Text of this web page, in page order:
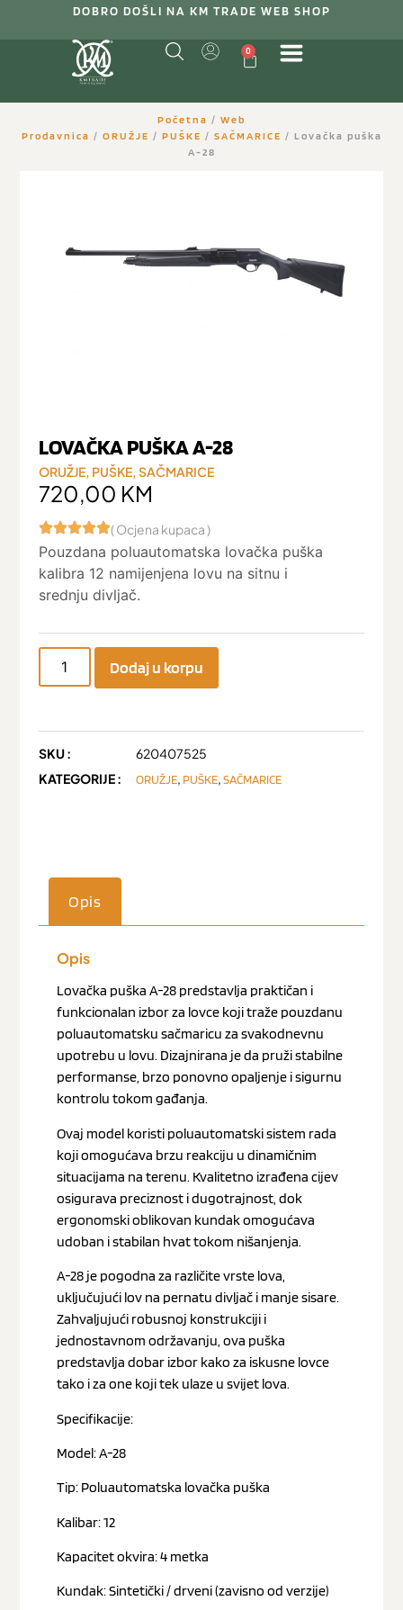
DOBRO DOŠLI NA KM TRADE WEB SHOP
0
Početna / Web
Prodavnica / ORUŽJE / PUŠKE / SAČMARICE / Lovačka puška
A-28
LOVAČKA PUŠKA A-28
ORUŽJE, PUŠKE,SAČMARICE
720,00 KM
( Ocjena kupaca )
Pouzdana poluautomatska lovačka puška
kalibra 12 namijenjena lovu na sitnu i
srednju divljač.
Dodaj u korpu
SKU :
620407525
KATEGORIJE :
ORUŽJE, PUŠKE, SAČMARICE
Opis
Opis
Lovačka puška A-28 predstavlja praktičan i
funkcionalan izbor za lovce koji traže pouzdanu
poluautomatsku sačmaricu za svakodnevnu
upotrebu u lovu. Dizajnirana je da pruži stabilne
performanse, brzo ponovno opaljenje i sigurnu
kontrolu tokom gađanja.
Ovaj model koristi poluautomatski sistem rada
koji omogućava brzu reakciju u dinamičnim
situacijama na terenu. Kvalitetno izrađena cijev
osigurava preciznost i dugotrajnost, dok
ergonomski oblikovan kundak omogućava
udoban i stabilan hvat tokom nišanjenja.
A-28 je pogodna za različite vrste lova,
uključujući lov na pernatu divljač i manje sisare.
Zahvaljujući robusnoj konstrukciji i
jednostavnom održavanju, ova puška
predstavlja dobar izbor kako za iskusne lovce
tako i za one koji tek ulaze u svijet lova.
Specifikacije:
Model: A-28
Tip: Poluautomatska lovačka puška
Kalibar: 12
Kapacitet okvira: 4 metka
Kundak: Sintetički / drveni (zavisno od verzije)